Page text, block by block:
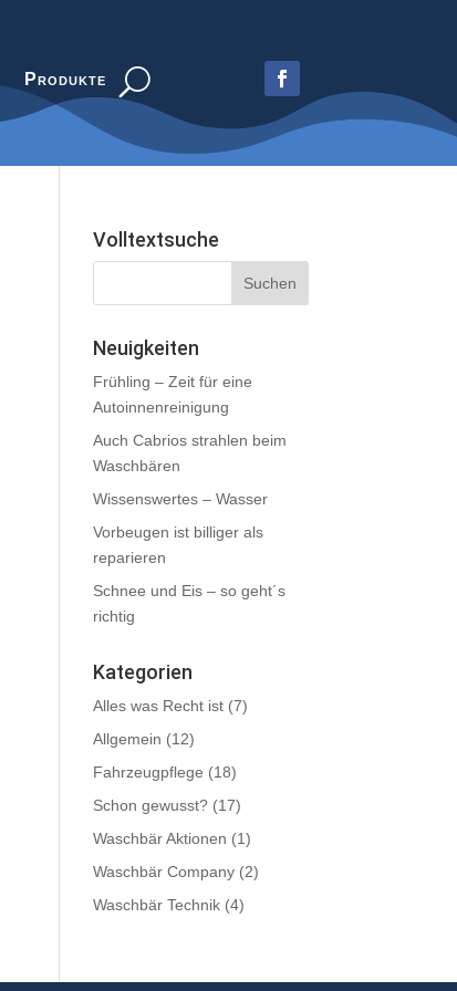
Produkte
Volltextsuche
Neuigkeiten
Frühling – Zeit für eine
Autoinnenreinigung
Auch Cabrios strahlen beim
Waschbären
Wissenswertes – Wasser
Vorbeugen ist billiger als
reparieren
Schnee und Eis – so geht´s
richtig
Kategorien
Alles was Recht ist (7)
Allgemein (12)
Fahrzeugpflege (18)
Schon gewusst? (17)
Waschbär Aktionen (1)
Waschbär Company (2)
Waschbär Technik (4)